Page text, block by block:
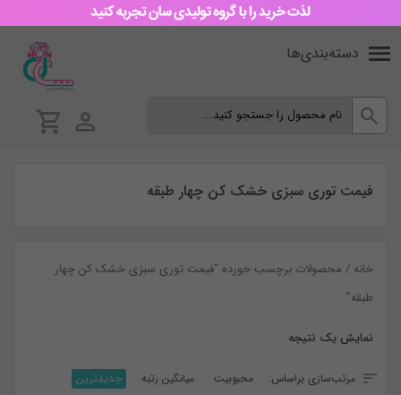
دسته‌بندی‌ها
فیمت توری سبزی خشک کن چهار طبقه
خانه / محصولات برچسب خورده “فیمت توری سبزی خشک کن چهار
طبقه”
نمایش یک نتیجه
مرتب‌سازی براساس: محبوبیت میانگین رتبه
جدیدترین